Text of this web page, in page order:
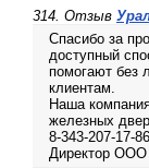
314. Отзыв
Спасибо за
доступный
помогают без
клиентам.
Наша
железных
8-343-207-17-86
Директор ООО